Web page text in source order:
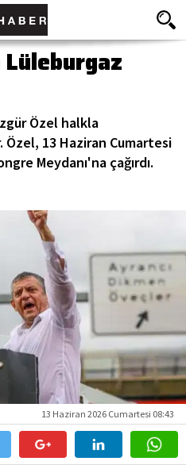
Özel halkla
Özel, 13 Haziran Cumartesi
Meydanı'na çağırdı.
13 Haziran 2026 Cumartesi 08:43